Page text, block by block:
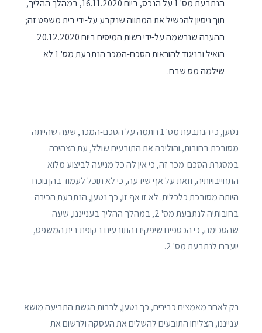
הנתבעת מס' 1 על הנכס, ביום 16.11.2020, במהלך ההליך,
תוך ניסיון להכשיל את המתווה שנקבע על-ידי בית משפט זה;
ההערה שנרשמה על-ידי רשות המיסים ביום 20.12.2020
הואיל ובניגוד להוראות הסכם-המכר הנתבעת מס' 1 לא
שילמה מס שבח.
נטען, כי הנתבעת מס' 1 חתמה על הסכם-המכר, שעה שהייתה
מסובכת בחובות, והוליכה את התובעים שולל, עת הצהירה
במסגרת הסכם-מכר זה, כי אין לה כל מניעה לביצוע מלוא
התחייבויותיה, וזאת על אף שידעה, כי לא תוכל לעמוד בהן נוכח
היותה מסובכת כלכלית. לא זו אף זו, כך נטען, הנתבעת הכירה
בחובותיה לנתבעת מס' 2, במהלך ההליך בענייננו, שעה
שהסכימה, כי הכספים שיפקידו התובעים בקופת בית המשפט,
יועברו לנתבעת מס' 2.
רק לאחר מאמצים כבירים, כך נטען, לרבות הגשת התביעה מושא
ענייננו, הצליחו התובעים להשלים את העסקה ולרשום את